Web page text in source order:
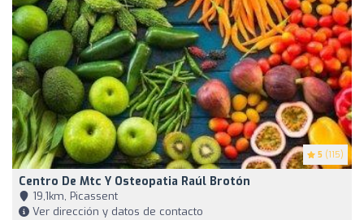
5 (115)
Centro De Mtc Y Osteopatia Raúl Brotón
19,1km, Picassent
Ver dirección y datos de contacto